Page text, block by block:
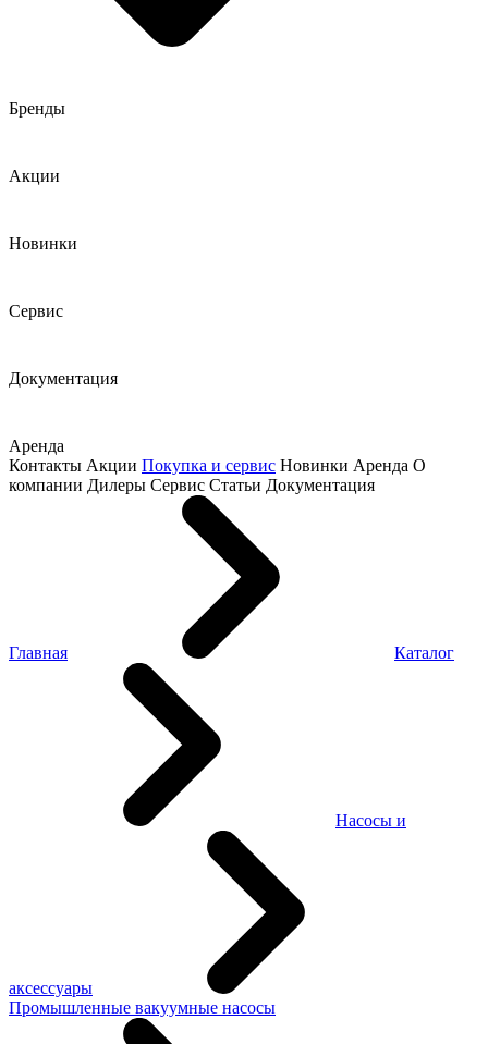
Бренды
Акции
Новинки
Сервис
Документация
Аренда
Контакты Акции Покупка и сервис Новинки Аренда О
компании Дилеры Сервис Статьи Документация
Главная Каталог
Насосы и
аксессуары
Промышленные вакуумные насосы